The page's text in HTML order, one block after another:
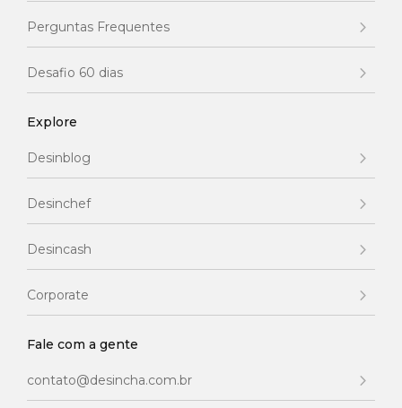
Perguntas Frequentes
Desafio 60 dias
Explore
Desinblog
Desinchef
Desincash
Corporate
Fale com a gente
contato@desincha.com.br